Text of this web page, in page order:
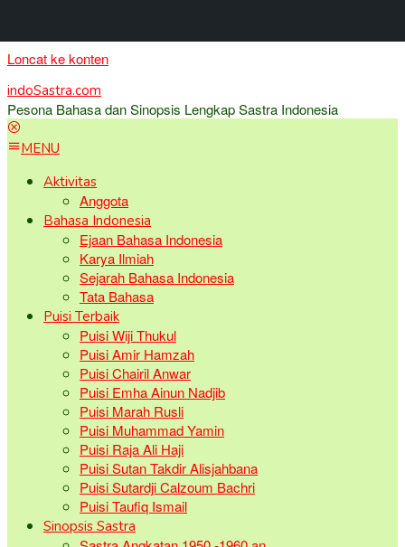
Loncat ke konten
indoSastra.com
Pesona Bahasa dan Sinopsis Lengkap Sastra Indonesia
MENU
Aktivitas
Anggota
Bahasa Indonesia
Ejaan Bahasa Indonesia
Karya Ilmiah
Sejarah Bahasa Indonesia
Tata Bahasa
Puisi Terbaik
Puisi Wiji Thukul
Puisi Amir Hamzah
Puisi Chairil Anwar
Puisi Emha Ainun Nadjib
Puisi Marah Rusli
Puisi Muhammad Yamin
Puisi Raja Ali Haji
Puisi Sutan Takdir Alisjahbana
Puisi Sutardji Calzoum Bachri
Puisi Taufiq Ismail
Sinopsis Sastra